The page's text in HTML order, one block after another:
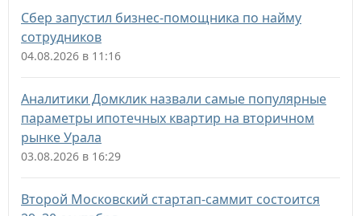
Сбер запустил бизнес-помощника по найму
сотрудников
04.08.2026 в 11:16
Аналитики Домклик назвали самые популярные
параметры ипотечных квартир на вторичном
рынке Урала
03.08.2026 в 16:29
Второй Московский стартап-саммит состоится